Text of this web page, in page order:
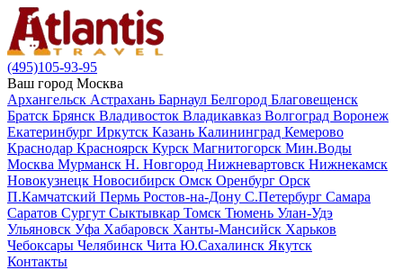
(495)105-93-95
Ваш город Москва
Архангельск Астрахань Барнаул Белгород Благовещенск
Братск Брянск Владивосток Владикавказ Волгоград Воронеж
Екатеринбург Иркутск Казань Калининград Кемерово
Краснодар Красноярск Курск Магнитогорск Мин.Воды
Москва Мурманск Н. Новгород Нижневартовск Нижнекамск
Новокузнецк Новосибирск Омск Оренбург Орск
П.Камчатский Пермь Ростов-на-Дону С.Петербург Самара
Саратов Сургут Сыктывкар Томск Тюмень Улан-Удэ
Ульяновск Уфа Хабаровск Ханты-Мансийск Харьков
Чебоксары Челябинск Чита Ю.Сахалинск Якутск
Контакты